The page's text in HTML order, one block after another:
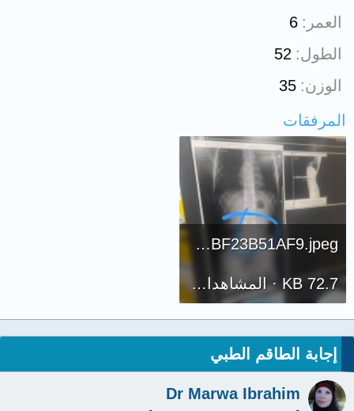
العمر
6
الطول 52
الوزن 35
المرفقات
1478D4CD-3B3B-4BF9-9602-EEBF23B51AF9.jpeg
72.7 KB · المشاهدات: 202
إجابة الطاقم الطبي
Dr Marwa Ibrahim